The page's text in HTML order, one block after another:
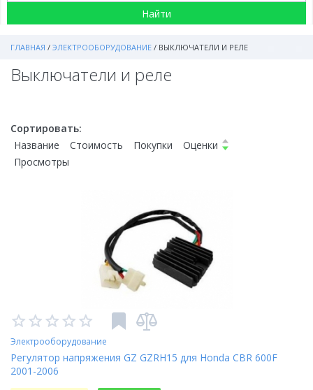
ГЛАВНАЯ / ЭЛЕКТРООБОРУДОВАНИЕ / ВЫКЛЮЧАТЕЛИ И РЕЛЕ
Выключатели и реле
Сортировать:
Название
Стоимость Покупки
Оценки
Просмотры
Электрооборудование
Регулятор напряжения GZ GZRH15 для Honda CBR 600F
2001-2006